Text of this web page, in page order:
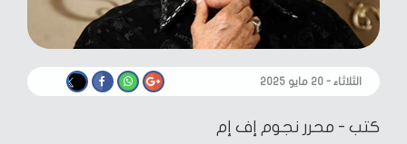
الثلاثاء - ٢٠ مايو ٢٠٢٥
كتب - محرر نجوم إف إم